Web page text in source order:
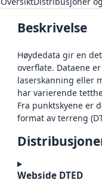
Beskrivelse
Høydedata gir en
overflate. Dataene
laserskanning eller
har varierende
Fra punktskyene er
format av terreng
Webside DTED